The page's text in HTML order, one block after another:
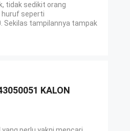
tidak sedikit orang
huruf seperti
Sekilas tampilannya tampak
KALON